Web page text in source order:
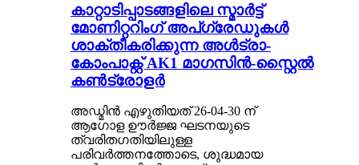
കാറ്റാടിപ്പാടങ്ങളിലെ സ്മാർട്ട്
മോണിറ്ററിംഗ് അപ്‌ഗ്രേഡുകൾ
ശാക്തീകരിക്കുന്ന അൾട്രാ-
കോംപാക്റ്റ് AK1 മാഗസിൻ-സ്റ്റൈൽ
കൺട്രോളർ
അഡ്മിൻ എഴുതിയത് 26-04-30 ന്
ആഗോള ഊർജ്ജ ഘടനയുടെ
ത്വരിതഗതിയിലുള്ള
പരിവർത്തനത്തോടെ, ശുദ്ധമായ